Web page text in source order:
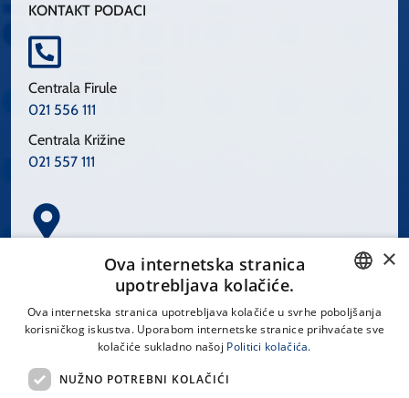
KONTAKT PODACI
Centrala Firule
021 556 111
Centrala Križine
021 557 111
Spinčićeva 1, 21000 Split
CROATIAN
×
Ova internetska stranica
upotrebljava kolačiće.
Ova internetska stranica upotrebljava kolačiće u svrhe poboljšanja
korisničkog iskustva. Uporabom internetske stranice prihvaćate sve
kolačiće sukladno našoj Politici kolačića.
NUŽNO POTREBNI KOLAČIĆI